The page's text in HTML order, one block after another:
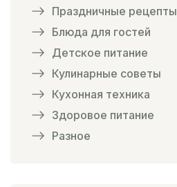
Праздничные рецепты
Блюда для гостей
Детское питание
Кулинарные советы
Кухонная техника
Здоровое питание
Разное